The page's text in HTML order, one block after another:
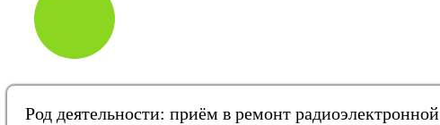
Род деятельности: приём в ремонт